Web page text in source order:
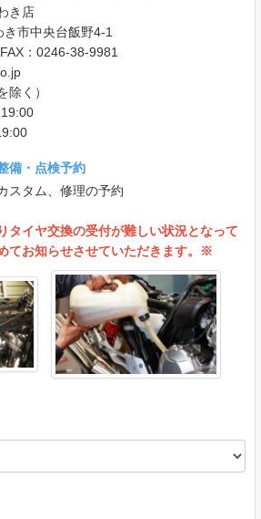
き店
市中央台飯野4-1
：0246-38-9981
除く）
備・点検予約
スタム、修理の予約
タイヤ交換の受付が難しい状況となって
てお知らせさせていただきます。※